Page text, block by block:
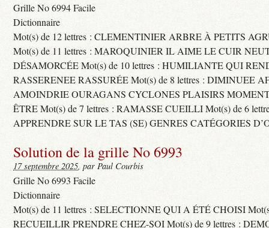
Grille No 6994 Facile
Dictionnaire
Mot(s) de 12 lettres : CLEMENTINIER ARBRE À PETITS
Mot(s) de 11 lettres : MAROQUINIER IL AIME LE CUIR
DÉSAMORCÉE Mot(s) de 10 lettres : HUMILIANTE QUI
RASSERENEE RASSURÉE Mot(s) de 8 lettres : DIMINUEE
AMOINDRIE OURAGANS CYCLONES PLAISIRS
ÊTRE Mot(s) de 7 lettres : RAMASSE CUEILLI Mot(s) de 6
APPRENDRE SUR LE TAS (SE) GENRES CATÉGORIES
Solution de la grille No 6993
17 septembre 2025, par Paul Courbis
Grille No 6993 Facile
Dictionnaire
Mot(s) de 11 lettres : SELECTIONNE QUI A ÉTÉ CHOISI
RECUEILLIR PRENDRE CHEZ-SOI Mot(s) de 9 lettres :